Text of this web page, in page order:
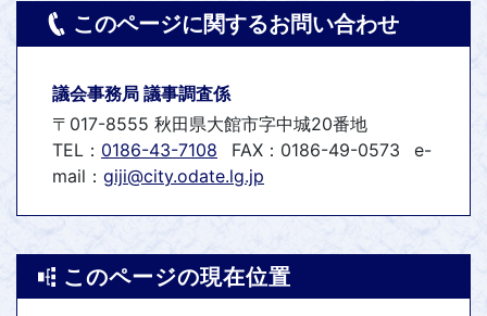
このページに関するお問い合わせ
議会事務局 議事調査係
〒017-8555 秋田県大館市字中城20番地
TEL： 0186-43-7108 FAX：0186-49-0573
e-
mail： giji@city.odate.lg.jp
このページの現在位置